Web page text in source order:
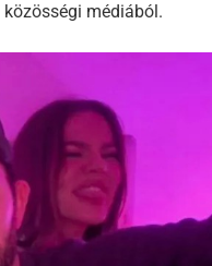
médiából.